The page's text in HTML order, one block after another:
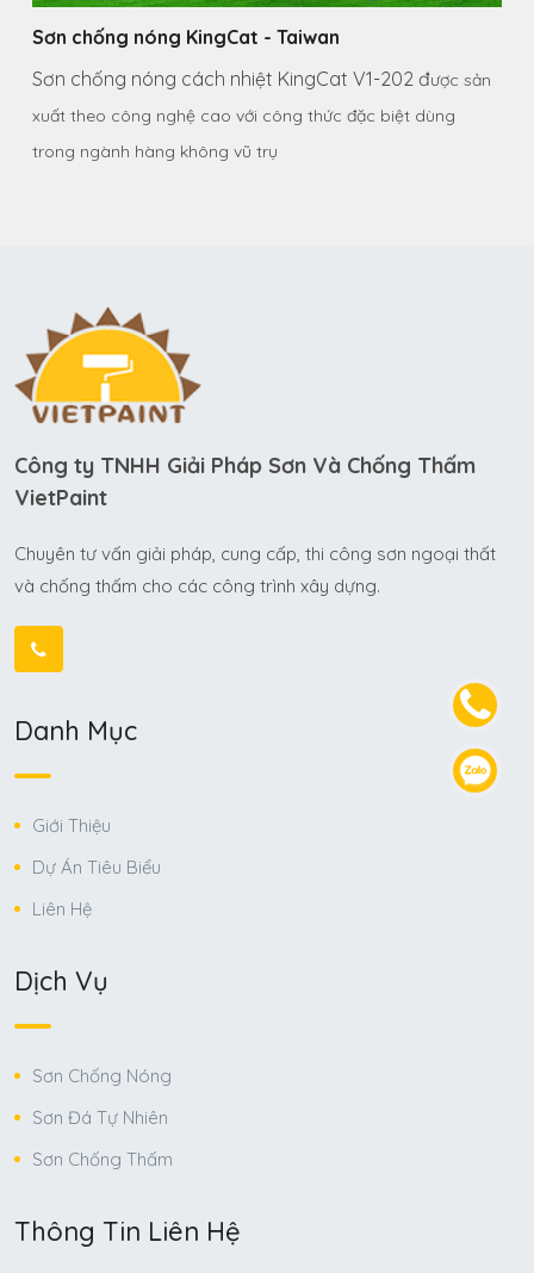
Sơn chống nóng KingCat - Taiwan
Sơn chống nóng cách nhiệt KingCat V1-202 được sản
xuất theo công nghệ cao với công thức đặc biệt dùng
trong ngành hàng không vũ trụ
Công ty TNHH Giải Pháp Sơn Và Chống Thấm
VietPaint
Chuyên tư vấn giải pháp, cung cấp, thi công sơn ngoại thất
và chống thấm cho các công trình xây dựng.
Danh Mục
Giới Thiệu
Dự Án Tiêu Biểu
Liên Hệ
Dịch Vụ
Sơn Chống Nóng
Sơn Đá Tự Nhiên
Sơn Chống Thấm
Thông Tin Liên Hệ